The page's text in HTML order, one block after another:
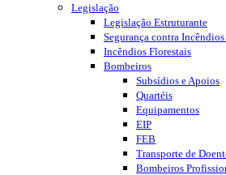
Legislação
Legislação Estruturante
Segurança contra
Incêndios Florestais
Bombeiros
Subsídios e Apoios
Quartéis
Equipamentos
EIP
FEB
Transporte de
Bombeiros